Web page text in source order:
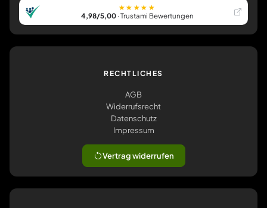
★★★★★
4,98/5,00· Trustami Bewertungen
RECHTLICHES
AGB
Widerrufsrecht
Datenschutz
Impressum
Vertrag widerrufen